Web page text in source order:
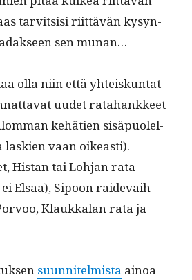
tarvit­sisi riit­tävän kysyn­
sen munan…
olla niin että yhteiskun­tat­
uudet rata­hankkeet
kehä­tien sisäpuolel­
vaan oikeasti).
His­tan tai Loh­jan rata
Elsaa), Sipoon raide­vai­h­
Klaukkalan rata ja
suun­nitelmista ain­oa